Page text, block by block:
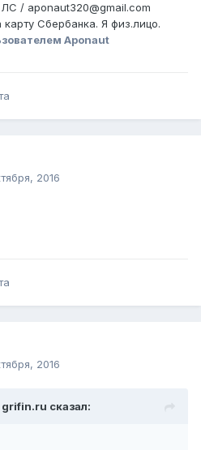
/ aponaut320@gmail.com
Сбербанка. Я физ.лицо.
Aponaut
2016
2016
grifin.ru сказал: